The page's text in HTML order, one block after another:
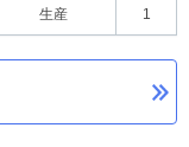
生産 1